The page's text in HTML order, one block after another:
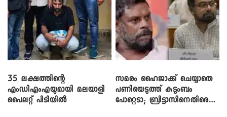
35 ലക്ഷത്തിന്റെ
എംഡിഎംഎയുമായി മലയാളി
പൈലറ്റ് പിടിയിൽ
സമരം ഹൈജാക്ക് ചെയ്യാതെ
പണിയെടുത്ത് കുടുംബം
പോറ്റെടാ; ബ്രിട്ടാസിനെതിരെ